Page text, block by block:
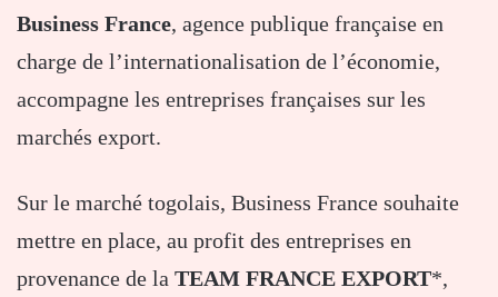
Business France, agence publique française en
charge de l’internationalisation de l’économie,
accompagne les entreprises françaises sur les
marchés export.
Sur le marché togolais, Business France souhaite
mettre en place, au profit des entreprises en
provenance de la TEAM FRANCE EXPORT*,